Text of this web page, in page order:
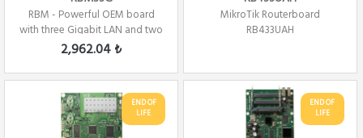
RBM - Powerful OEM board
with three Gigabit LAN and two
miniPCIe s...
2,962.04 ₺
MikroTik Routerboard
RB433UAH
END OF
LIFE
END OF
LIFE